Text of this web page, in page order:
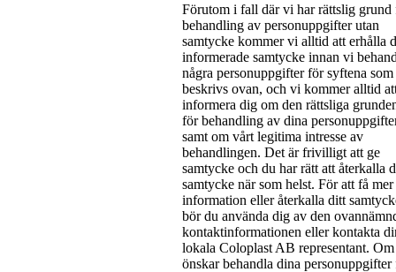
Förutom i fall där vi har rättslig grund
behandling av personuppgifter utan
samtycke kommer vi alltid att erhålla
informerade samtycke innan vi
några personuppgifter för syftena som
beskrivs ovan, och vi kommer alltid
informera dig om den rättsliga
för behandling av dina
samt om vårt legitima intresse av
behandlingen. Det är frivilligt att ge
samtycke och du har rätt att återkalla
samtycke när som helst. För att få mer
information eller återkalla ditt
bör du använda dig av den
kontaktinformationen eller kontakta
lokala Coloplast AB representant.
önskar behandla dina personuppgifter